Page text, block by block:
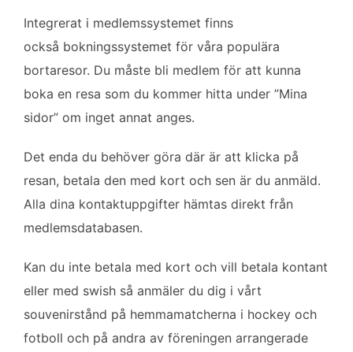
Integrerat i medlemssystemet finns
också bokningssystemet för våra populära
bortaresor. Du måste bli medlem för att kunna
boka en resa som du kommer hitta under ”Mina
sidor” om inget annat anges.
Det enda du behöver göra där är att klicka på
resan, betala den med kort och sen är du anmäld.
Alla dina kontaktuppgifter hämtas direkt från
medlemsdatabasen.
Kan du inte betala med kort och vill betala kontant
eller med swish så anmäler du dig i vårt
souvenirstånd på hemmamatcherna i hockey och
fotboll och på andra av föreningen arrangerade